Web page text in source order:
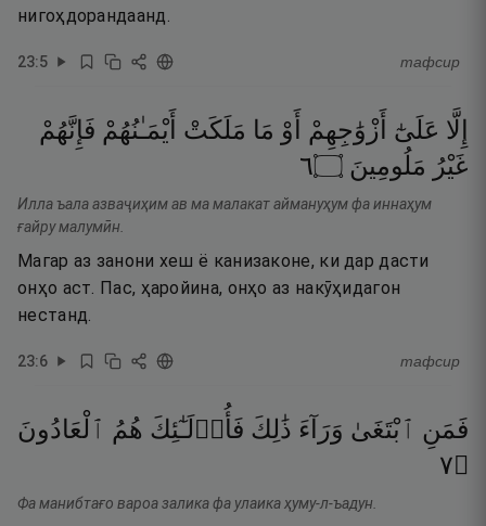
нигоҳдорандаанд.
23:5 тафсир
إِلَّا عَلَىٰٓ أَزْوَٰجِهِمْ أَوْ مَا مَلَكَتْ أَيْمَـٰنُهُمْ فَإِنَّهُمْ
غَيْرُ مَلُومِينَ ۝٦
Илла ъала азваҷиҳим ав ма малакат аймануҳум фа иннаҳум
ғайру малумӣн.
Магар аз занони хеш ё канизаконе, ки дар дасти
онҳо аст. Пас, ҳаройина, онҳо аз накӯҳидагон
нестанд.
23:6 тафсир
فَمَنِ ٱبْتَغَىٰ وَرَآءَ ذَٰلِكَ فَأُو۟لَـٰٓئِكَ هُمُ ٱلْعَادُونَ
۝٧
Фа манибтағо вароа залика фа улаика ҳуму-л-ъадун.